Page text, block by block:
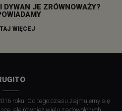
JE ZRÓWNOWAŻY?
WIĘCEJ
roku. Od tego czasu zajmujemy się